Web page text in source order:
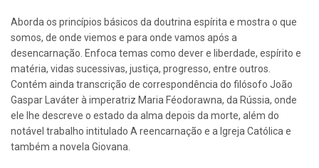
Aborda os princípios básicos da doutrina espírita e mostra o que
somos, de onde viemos e para onde vamos após a
desencarnação. Enfoca temas como dever e liberdade, espírito e
matéria, vidas sucessivas, justiça, progresso, entre outros.
Contém ainda transcrição de correspondência do filósofo João
Gaspar Laváter à imperatriz Maria Féodorawna, da Rússia, onde
ele lhe descreve o estado da alma depois da morte, além do
notável trabalho intitulado A reencarnação e a Igreja Católica e
também a novela Giovana.